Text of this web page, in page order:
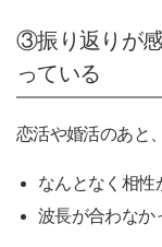
③振り返りが
っている
恋活や婚活のあと、
なんとなく相性
波長が合わなか